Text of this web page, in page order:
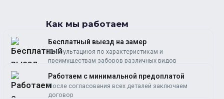
Как мы работаем
Бесплатный выезд на замер
Консультациюя по характеристикам и
преимуществам заборов различных видов
Работаем c минимальной предоплатой
После согласования всех деталей заключаем
договор